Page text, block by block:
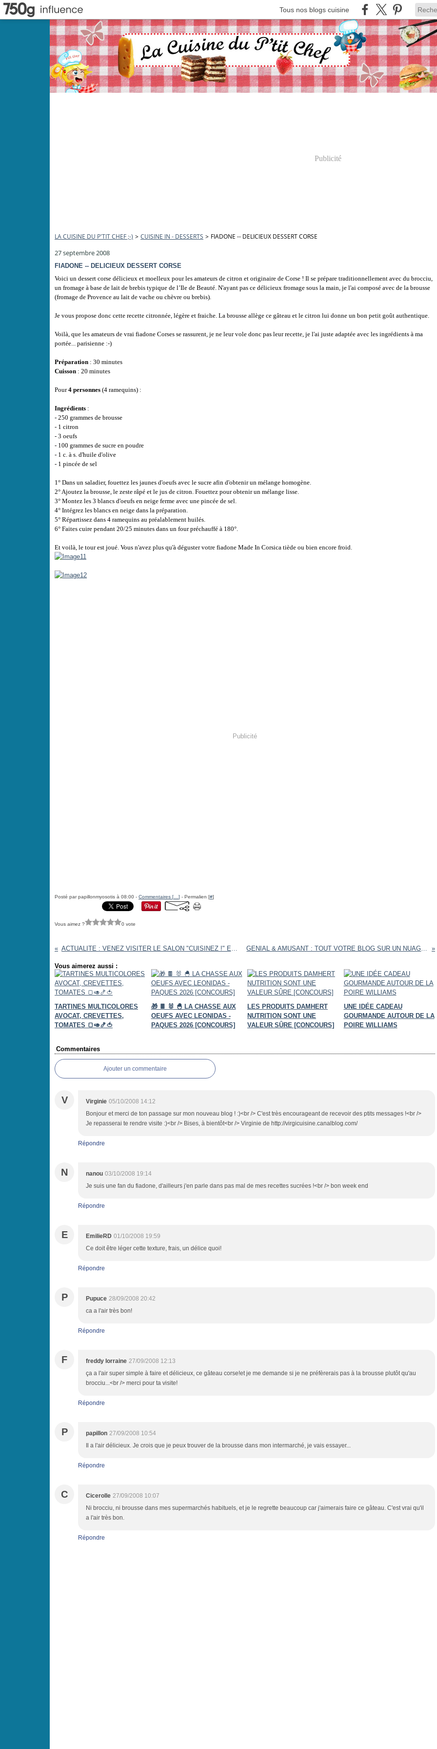
Tous nos blogs cuisine
Publicité
LA CUISINE DU P'TIT CHEF ;-) > CUISINE IN - DESSERTS > FIADONE -- DELICIEUX DESSERT CORSE
27 septembre 2008
FIADONE -- DELICIEUX DESSERT CORSE
Voici un dessert corse délicieux et moelleux pour les amateurs de citron et originaire de Corse ! Il se prépare traditionnellement avec du brocciu,
un fromage à base de lait de brebis typique de l’Ile de Beauté. N'ayant pas ce délicieux fromage sous la main, je l'ai composé avec de la brousse
(fromage de Provence au lait de vache ou chèvre ou brebis).
Je vous propose donc cette recette citronnée, légère et fraiche. La brousse allège ce gâteau et le citron lui donne un bon petit goût authentique.
Voilà, que les amateurs de vrai fiadone Corses se rassurent, je ne leur vole donc pas leur recette, je l'ai juste adaptée avec les ingrédients à ma
portée... parisienne :-)
Préparation : 30 minutes
Cuisson : 20 minutes
Pour4 personnes (4 ramequins) :
Ingrédients :
- 250 grammes de brousse
- 1 citron
- 3 oeufs
- 100 grammes de sucre en poudre
- 1 c. à s. d'huile d'olive
- 1 pincée de sel
1° Dans un saladier, fouettez les jaunes d'oeufs avec le sucre afin d'obtenir un mélange homogène.
2° Ajoutez la brousse, le zeste râpé et le jus de citron. Fouettez pour obtenir un mélange lisse.
3° Montez les 3 blancs d'oeufs en neige ferme avec une pincée de sel.
4° Intégrez les blancs en neige dans la préparation.
5° Répartissez dans 4 ramequins au préalablement huilés.
6° Faites cuire pendant 20/25 minutes dans un four préchauffé à 180°.
Et voilà, le tour est joué. Vous n'avez plus qu'à déguster votre fiadone Made In Corsica tiède ou bien encore froid.
Publicité
Posté par papillonmyosotis à 08:00 - Commentaires [ ] - Permalien [#]
Vous aimez ? 0 vote
ACTUALITE : VENEZ VISITER LE SALON "CUISINEZ !" EDITION 2008 GENIAL & AMUSANT : TOUT VOTRE BLOG SUR UN NUAGE DE MOTS
Vous aimerez aussi :
TARTINES MULTICOLORES
AVOCAT, CREVETTES,
TOMATES 🍞🥑🍤🍅
🎁 🍫 🐰 🐣 LA CHASSE AUX
OEUFS AVEC LEONIDAS -
PAQUES 2026 [CONCOURS]
LES PRODUITS DAMHERT
NUTRITION SONT UNE
VALEUR SÛRE [CONCOURS]
UNE IDÉE CADEAU
GOURMANDE AUTOUR DE LA
POIRE WILLIAMS
Commentaires
Ajouter un commentaire
V Virginie 05/10/2008 14:12
Bonjour et merci de ton passage sur mon nouveau blog ! :)<br /> C'est très encourageant de recevoir des ptits messages !<br />
Je repasserai te rendre visite :)<br /> Bises, à bientôt<br /> Virginie de http://virgicuisine.canalblog.com/
Répondre
N nanou 03/10/2008 19:14
Je suis une fan du fiadone, d'ailleurs j'en parle dans pas mal de mes recettes sucrées !<br /> bon week end
Répondre
E EmilieRD 01/10/2008 19:59
Ce doit être léger cette texture, frais, un délice quoi!
Répondre
P Pupuce 28/09/2008 20:42
ca a l'air très bon!
Répondre
F freddy lorraine 27/09/2008 12:13
ça a l'air super simple à faire et délicieux, ce gâteau corse!et je me demande si je ne préfèrerais pas à la brousse plutôt qu'au
brocciu...<br /> merci pour ta visite!
Répondre
P papillon 27/09/2008 10:54
Il a l'air délicieux. Je crois que je peux trouver de la brousse dans mon intermarché, je vais essayer...
Répondre
C Cicerolle 27/09/2008 10:07
Ni brocciu, ni brousse dans mes supermarchés habituels, et je le regrette beaucoup car j'aimerais faire ce gâteau. C'est vrai qu'il
a l'air très bon.
Répondre